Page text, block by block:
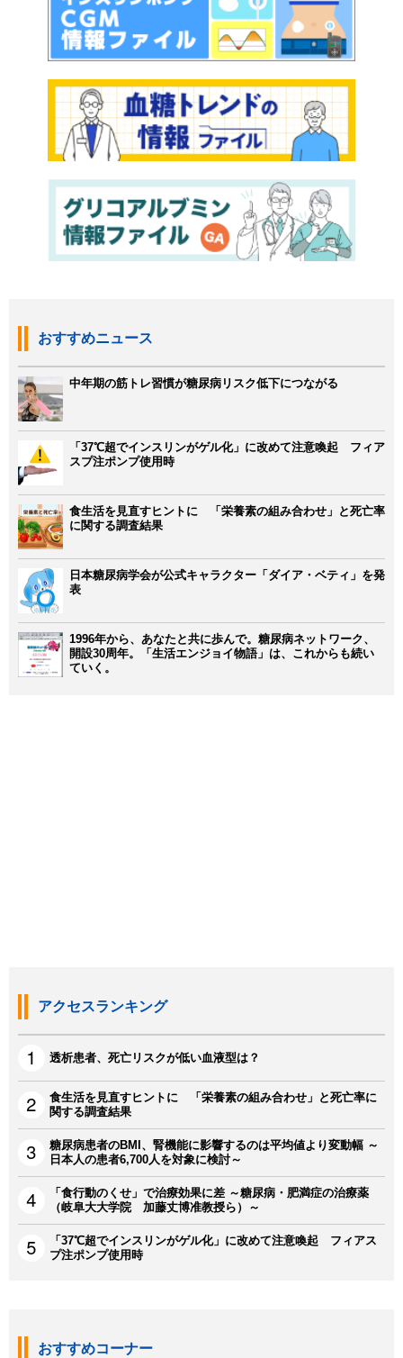
おすすめニュース
中年期の筋トレ習慣が糖尿病リスク低下につながる
「37℃超でインスリンがゲル化」に改めて注意喚起 フィア
スプ注ポンプ使用時
食生活を見直すヒントに 「栄養素の組み合わせ」と死亡率
に関する調査結果
日本糖尿病学会が公式キャラクター「ダイア・ベティ」を発
表
1996年から、あなたと共に歩んで。糖尿病ネットワーク、
開設30周年。「生活エンジョイ物語」は、これからも続い
ていく。
アクセスランキング
透析患者、死亡リスクが低い血液型は？
食生活を見直すヒントに 「栄養素の組み合わせ」と死亡率に
関する調査結果
糖尿病患者のBMI、腎機能に影響するのは平均値より変動幅 ～
日本人の患者6,700人を対象に検討～
「食行動のくせ」で治療効果に差 ～糖尿病・肥満症の治療薬
（岐阜大大学院 加藤丈博准教授ら）～
「37℃超でインスリンがゲル化」に改めて注意喚起 フィアス
プ注ポンプ使用時
おすすめコーナー